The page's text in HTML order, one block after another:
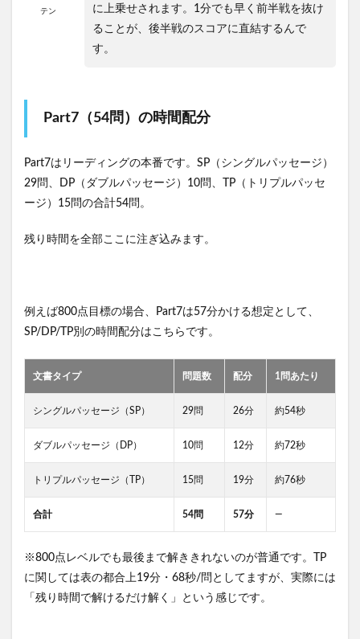
テン
に上乗せされます。1分でも早く前半戦を抜け
ることが、後半戦のスコアに直結するんで
す。
Part7（54問）の時間配分
Part7はリーディングの本番です。SP（シングルパッセージ）
29問、DP（ダブルパッセージ）10問、TP（トリプルパッセ
ージ）15問の合計54問。
残り時間を全部ここに注ぎ込みます。
例えば800点目標の場合、Part7は57分かける想定として、
SP/DP/TP別の時間配分はこちらです。
文書タイプ 問題数 配分 1問あたり
シングルパッセージ（SP） 29問 26分 約54秒
ダブルパッセージ（DP） 10問 12分 約72秒
トリプルパッセージ（TP） 15問 19分 約76秒
合計 54問 57分 —
※800点レベルでも最後まで解ききれないのが普通です。TP
に関しては表の都合上19分・68秒/問としてますが、実際には
「残り時間で解けるだけ解く」という感じです。